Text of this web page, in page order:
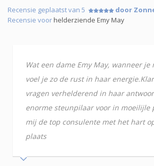
Recensie geplaatst van 5
door
Recensie voorhelderziende Emy May
Wat een dame Emy May, wanneer je
voel je zo de rust in haar
vragen verhelderend in haar
enorme steunpilaar voor in moeilijle
mij de top consulente met het hart
plaats